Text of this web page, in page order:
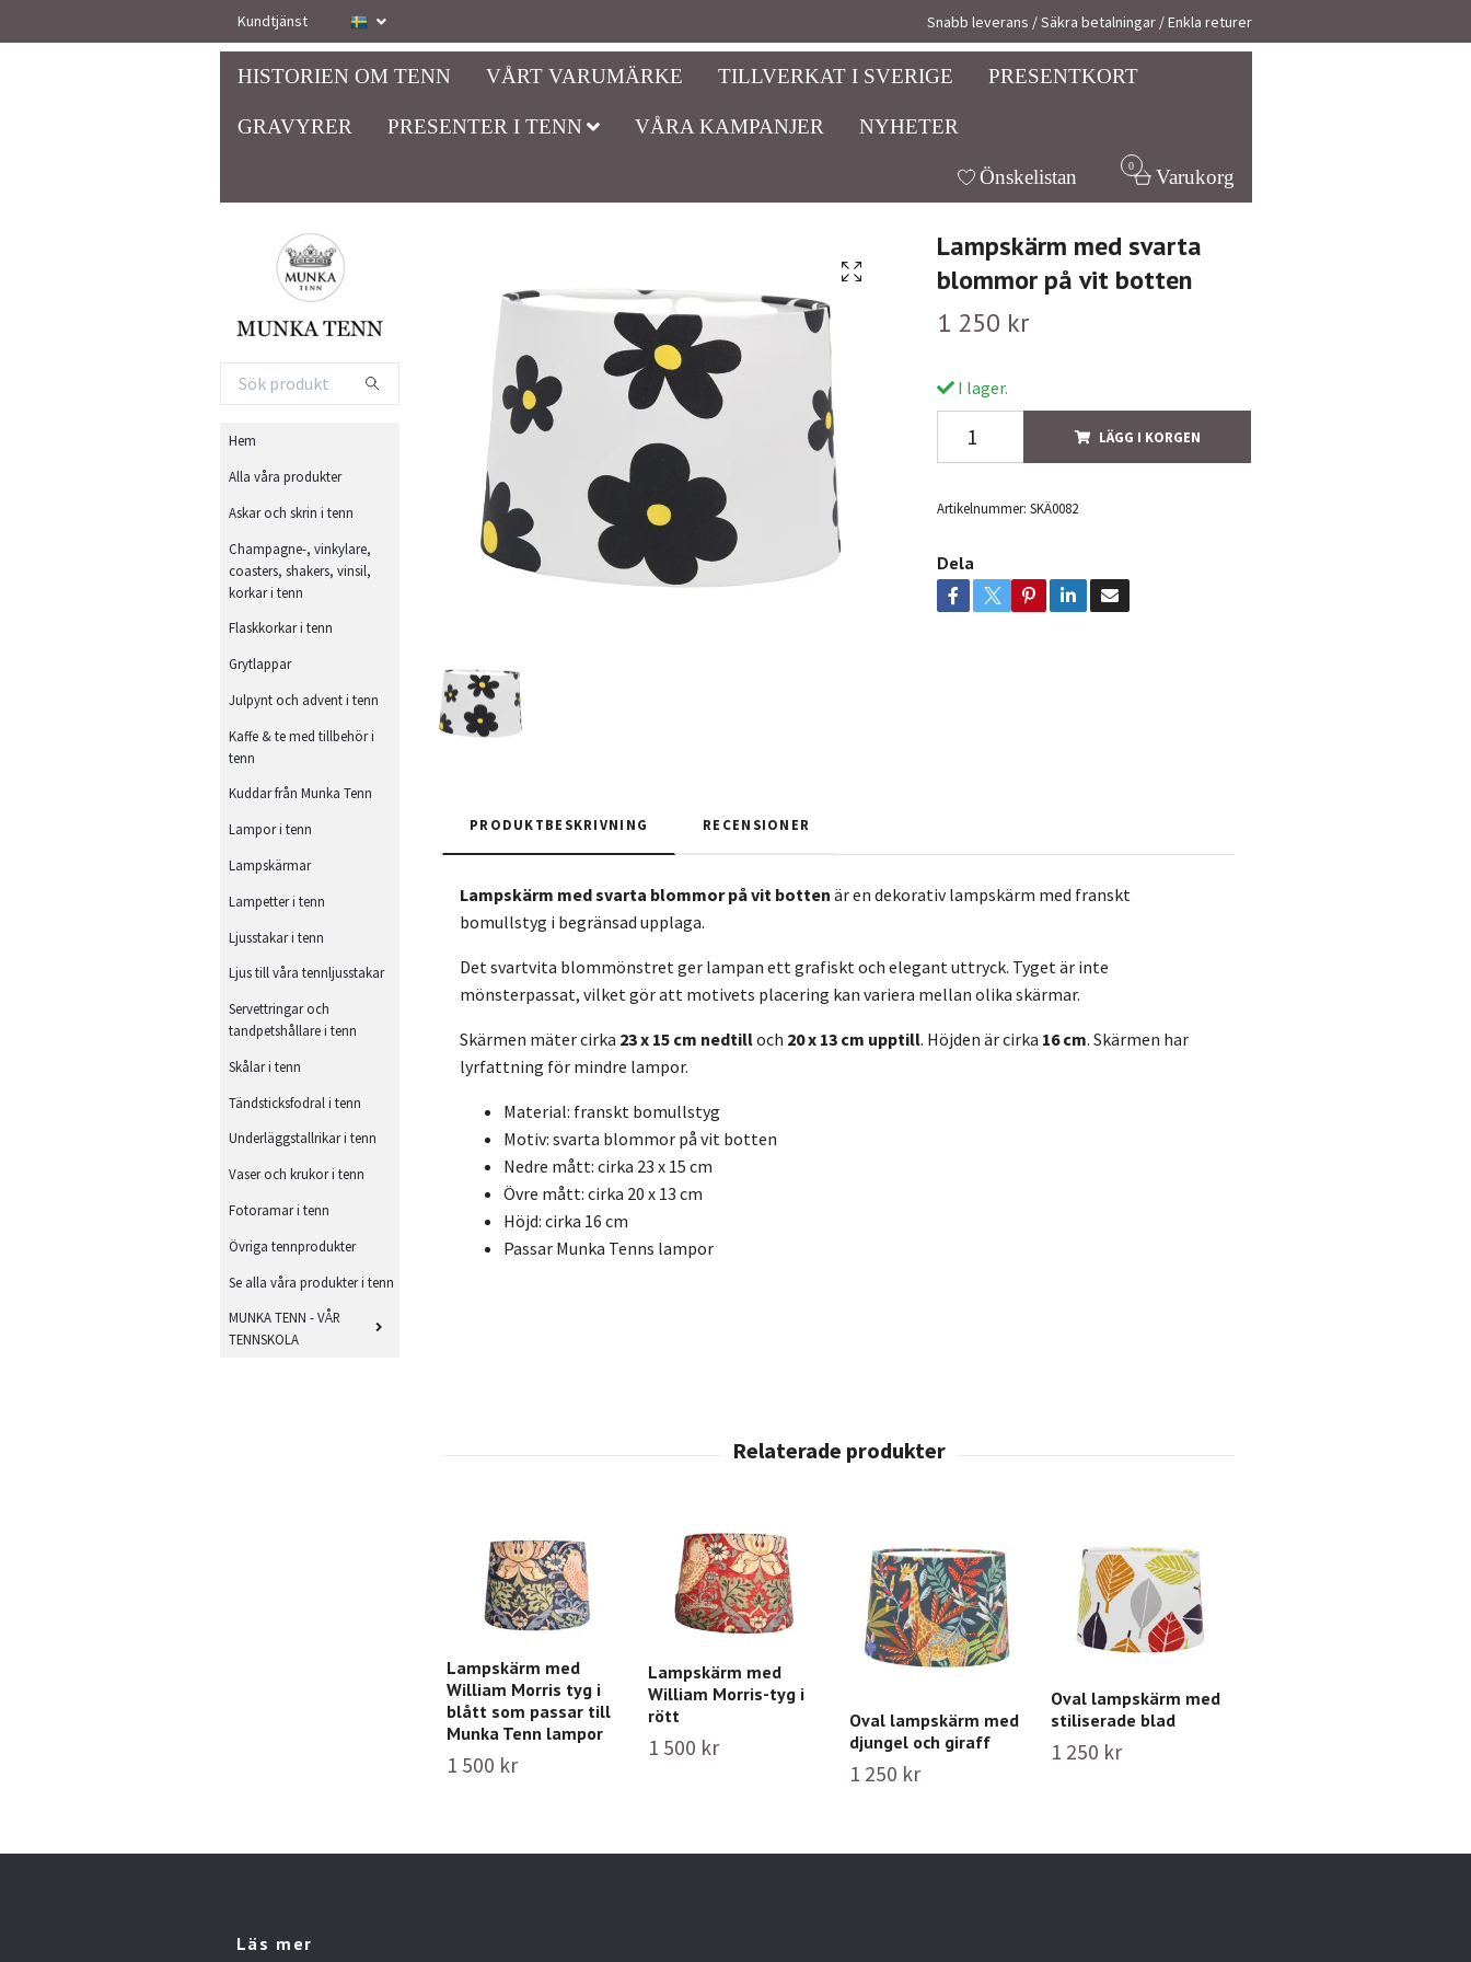
Kundtjänst Snabb leverans / Säkra betalningar / Enkla returer
HISTORIEN OM TENN VÅRT VARUMÄRKE TILLVERKAT I SVERIGE PRESENTKORT
GRAVYRER PRESENTER I TENN VÅRA KAMPANJER NYHETER
Önskelistan 0 Varukorg
Hem
Alla våra produkter
Askar och skrin i tenn
Champagne-, vinkylare,
coasters, shakers, vinsil,
korkar i tenn
Flaskkorkar i tenn
Grytlappar
Julpynt och advent i tenn
Kaffe & te med tillbehör i
tenn
Kuddar från Munka Tenn
Lampor i tenn
Lampskärmar
Lampetter i tenn
Ljusstakar i tenn
Ljus till våra tennljusstakar
Servettringar och
tandpetshållare i tenn
Skålar i tenn
Tändsticksfodral i tenn
Underläggstallrikar i tenn
Vaser och krukor i tenn
Fotoramar i tenn
Övriga tennprodukter
Se alla våra produkter i tenn
MUNKA TENN - VÅR
TENNSKOLA
Lampskärm med svarta
blommor på vit botten
1 250 kr
I lager.
LÄGG I KORGEN
Artikelnummer: SKÄ0082
Dela
PRODUKTBESKRIVNING RECENSIONER
Lampskärm med svarta blommor på vit botten är en dekorativ lampskärm med franskt
bomullstyg i begränsad upplaga.
Det svartvita blommönstret ger lampan ett grafiskt och elegant uttryck. Tyget är inte
mönsterpassat, vilket gör att motivets placering kan variera mellan olika skärmar.
Skärmen mäter cirka 23 x 15 cm nedtilloch 20 x 13 cm upptill. Höjden är cirka 16 cm. Skärmen har
lyrfattning för mindre lampor.
Material: franskt bomullstyg
Motiv: svarta blommor på vit botten
Nedre mått: cirka 23 x 15 cm
Övre mått: cirka 20 x 13 cm
Höjd: cirka 16 cm
Passar Munka Tenns lampor
Lampskärm med
William Morris tyg i
blått som passar till
Munka Tenn lampor
1 500 kr
Lampskärm med
William Morris-tyg i
rött
1 500 kr
Oval lampskärm med
djungel och giraff
1 250 kr
Oval lampskärm med
stiliserade blad
1 250 kr
Läs mer